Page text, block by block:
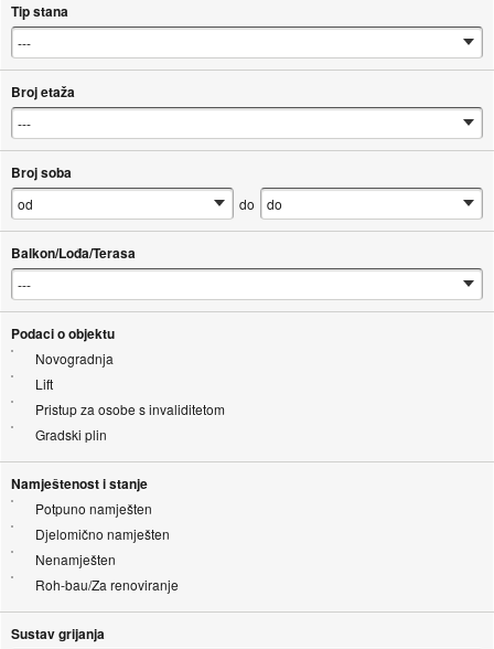
Tip stana
Broj etaža
Broj soba
do
Balkon/Lođa/Terasa
Podaci o objektu
Novogradnja
Lift
Pristup za osobe s invaliditetom
Gradski plin
Namještenost i stanje
Potpuno namješten
Djelomično namješten
Nenamješten
Roh-bau/Za renoviranje
Sustav grijanja